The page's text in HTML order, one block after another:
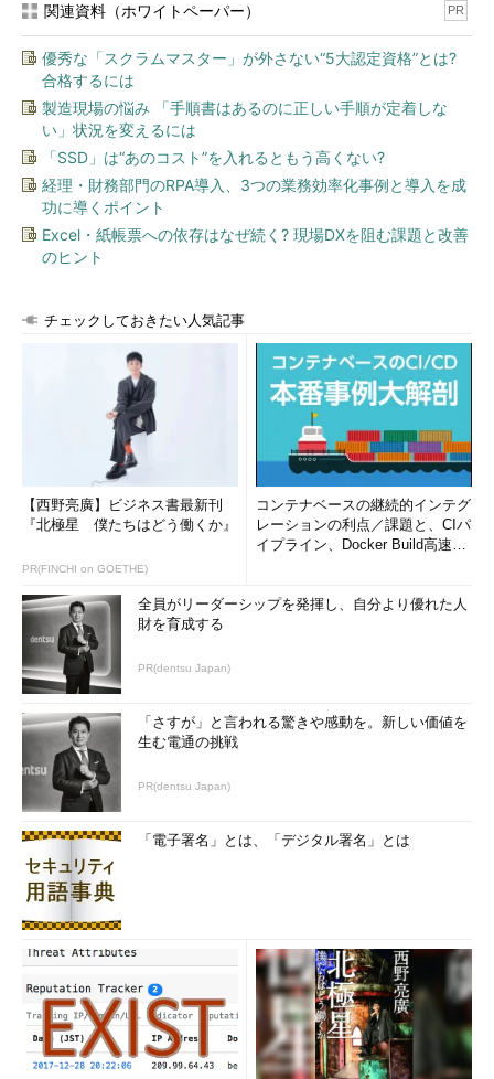
関連資料（ホワイトペーパー） PR
優秀な「スクラムマスター」が外さない“5大認定資格”とは?
合格するには
製造現場の悩み 「手順書はあるのに正しい手順が定着しな
い」状況を変えるには
「SSD」は“あのコスト”を入れるともう高くない?
経理・財務部門のRPA導入、3つの業務効率化事例と導入を成
功に導くポイント
Excel・紙帳票への依存はなぜ続く? 現場DXを阻む課題と改善
のヒント
チェックしておきたい人気記事
【西野亮廣】ビジネス書最新刊
『北極星 僕たちはどう働くか』
PR(FINCHI on GOETHE)
コンテナベースの継続的インテグ
レーションの利点／課題と、CIパ
イプライン、Docker Build高速化
全員がリーダーシップを発揮し、自分より優れた人
財を育成する
PR(dentsu Japan)
「さすが」と言われる驚きや感動を。新しい価値を
生む電通の挑戦
PR(dentsu Japan)
「電子署名」とは、「デジタル署名」とは